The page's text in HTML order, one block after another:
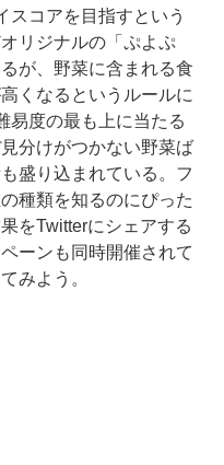
スコアを目指すという
リジナルの「ぷよぷ
が、野菜に含まれる食
くなるというルールに
易度の最も上に当たる
分けがつかない野菜ば
盛り込まれている。フ
種類を知るのにぴった
をTwitterにシェアする
ーンも同時開催されて
みよう。